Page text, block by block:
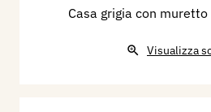
Casa grigia con muretto
Visualizza